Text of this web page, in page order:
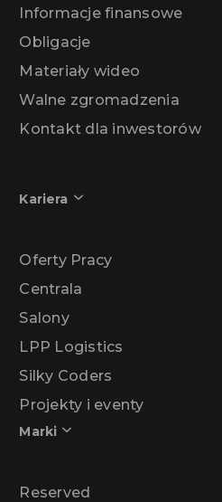
Informacje finansowe
Obligacje
Materiały wideo
Walne zgromadzenia
Kontakt dla inwestorów
Kariera
Oferty Pracy
Centrala
Salony
LPP Logistics
Silky Coders
Projekty i eventy
Marki
Reserved